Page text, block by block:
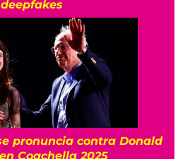
deepfakes
pronuncia contra Donald
Coachella 2025